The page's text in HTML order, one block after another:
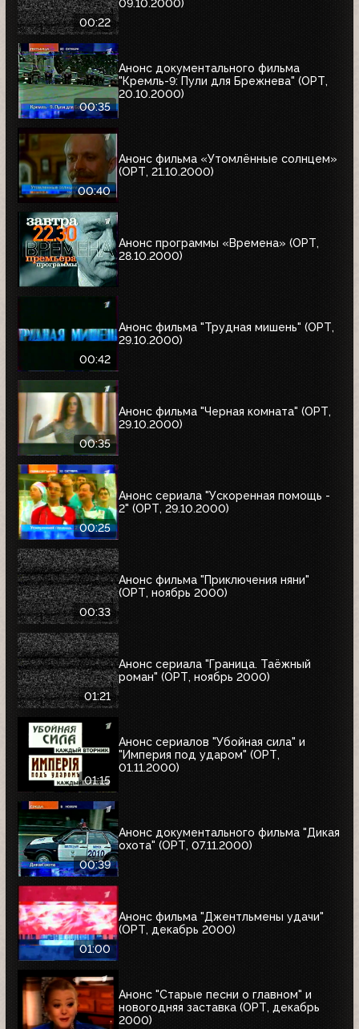
00:22
09.10.2000)
00:35
Анонс документального фильма
"Кремль-9: Пули для Брежнева" (ОРТ,
20.10.2000)
00:40
Анонс фильма «Утомлённые солнцем»
(ОРТ, 21.10.2000)
Анонс программы «Времена» (ОРТ,
28.10.2000)
00:42
Анонс фильма "Трудная мишень" (ОРТ,
29.10.2000)
00:35
Анонс фильма "Черная комната" (ОРТ,
29.10.2000)
00:25
Анонс сериала "Ускоренная помощь -
2" (ОРТ, 29.10.2000)
00:33
Анонс фильма "Приключения няни"
(ОРТ, ноябрь 2000)
01:21
Анонс сериала "Граница. Таёжный
роман" (ОРТ, ноябрь 2000)
01:15
Анонс сериалов "Убойная сила" и
"Империя под ударом" (ОРТ,
01.11.2000)
00:39
Анонс документального фильма "Дикая
охота" (ОРТ, 07.11.2000)
01:00
Анонс фильма "Джентльмены удачи"
(ОРТ, декабрь 2000)
Анонс "Старые песни о главном" и
новогодняя заставка (ОРТ, декабрь
2000)